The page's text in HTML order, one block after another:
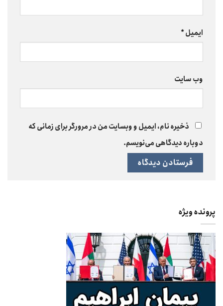
ایمیل*
وب‌ سایت
ذخیره نام، ایمیل و وبسایت من در مرورگر برای زمانی که
دوباره دیدگاهی می‌نویسم.
پرونده ویژه